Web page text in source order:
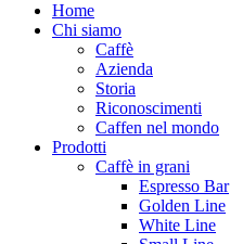
Home
Chi siamo
Caffè
Azienda
Storia
Riconoscimenti
Caffen nel mondo
Prodotti
Caffè in grani
Espresso Bar
Golden Line
White Line